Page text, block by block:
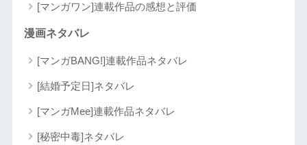
[マンガワン]連載作品の感想と評価
漫画ネタバレ
[マンガBANG!]連載作品ネタバレ
[結婚予定日]ネタバレ
[マンガMee]連載作品ネタバレ
[秘密中毒]ネタバレ